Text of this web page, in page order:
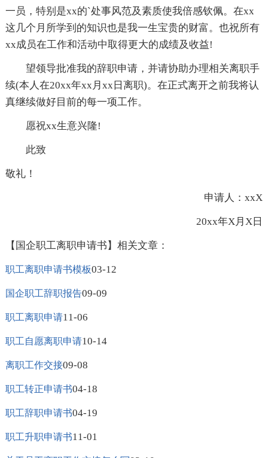
一员，特别是xx的`处事风范及素质使我倍感钦佩。在xx
这几个月所学到的知识也是我一生宝贵的财富。也祝所有
xx成员在工作和活动中取得更大的成绩及收益!
望领导批准我的辞职申请，并请协助办理相关离职手
续(本人在20xx年xx月xx日离职)。在正式离开之前我将认
真继续做好目前的每一项工作。
愿祝xx生意兴隆!
此致
敬礼！
申请人：xxX
20xx年X月X日
【国企职工离职申请书】相关文章：
职工离职申请书模板03-12
国企职工辞职报告09-09
职工离职申请11-06
职工自愿离职申请10-14
离职工作交接09-08
职工转正申请书04-18
职工辞职申请书04-19
职工升职申请书11-01